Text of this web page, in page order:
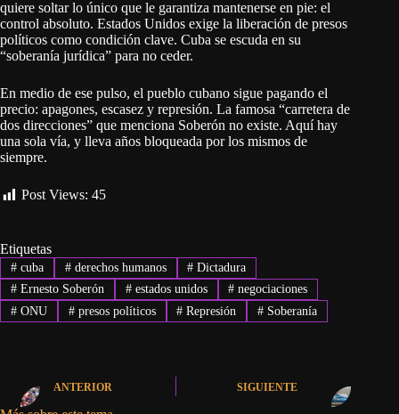
quiere soltar lo único que le garantiza mantenerse en pie: el
control absoluto. Estados Unidos exige la liberación de presos
políticos como condición clave. Cuba se escuda en su
“soberanía jurídica” para no ceder.
En medio de ese pulso, el pueblo cubano sigue pagando el
precio: apagones, escasez y represión. La famosa “carretera de
dos direcciones” que menciona Soberón no existe. Aquí hay
una sola vía, y lleva años bloqueada por los mismos de
siempre.
Post Views: 45
Etiquetas
#cuba #derechos humanos # Dictadura
#Ernesto Soberón #estados unidos # negociaciones
#ONU #presos políticos # Represión # Soberanía
ANTERIOR SIGUIENTE